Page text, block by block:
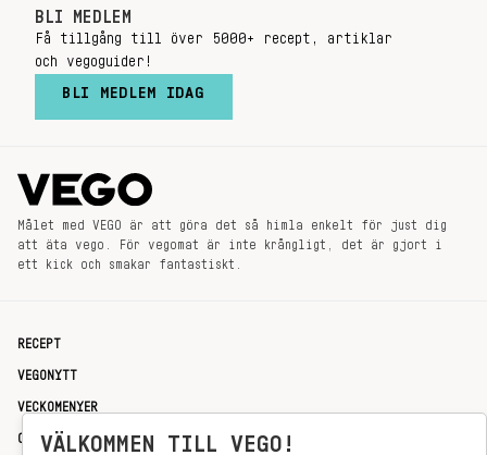
BLI MEDLEM
Få tillgång till över 5000+ recept, artiklar
och vegoguider!
BLI MEDLEM IDAG
Målet med VEGO är att göra det så himla enkelt för just dig
att äta vego. För vegomat är inte krångligt, det är gjort i
ett kick och smakar fantastiskt.
RECEPT
VEGONYTT
VECKOMENYER
OM OSSVÄLKOMMEN TILL VEGO!